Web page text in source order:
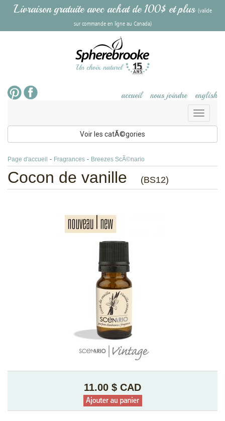
Livraison gratuite avec achat de 100$ et plus (valide
sur commande en ligne au Canada)
accueil nous joindre english
Toggle
Voir les catÃ©gories
Page d'accueil - Fragrances - Breezes ScÃ©nario
Cocon de vanille (BS12)
11.00 $ CAD